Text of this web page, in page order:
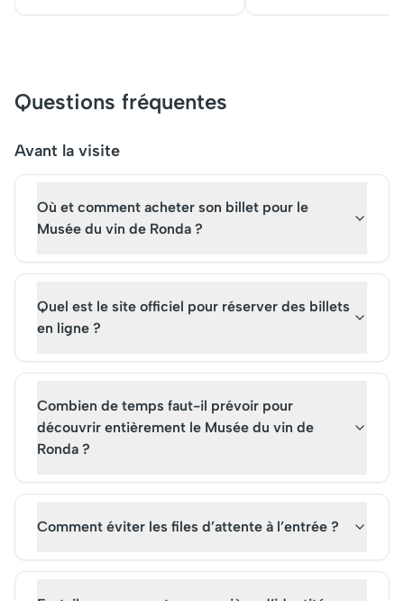
immersion fascinante dans
des siècles de culture et de
le Palais Nasrides et la cour
site emblématique
indéniable.
Questions fréquentes
Avant la visite
Où et comment acheter son billet pour le
Musée du vin de Ronda ?
Quel est le site officiel pour réserver des billets
en ligne ?
Combien de temps faut-il prévoir pour
découvrir entièrement le Musée du vin de
Ronda ?
Comment éviter les files d’attente à l’entrée ?